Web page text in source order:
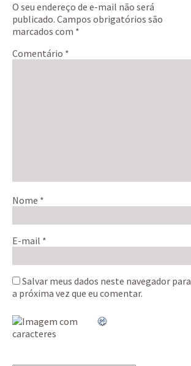
O seu endereço de e-mail não será
publicado. Campos obrigatórios são
marcados com *
Comentário *
Nome *
E-mail *
Salvar meus dados neste navegador para
a próxima vez que eu comentar.